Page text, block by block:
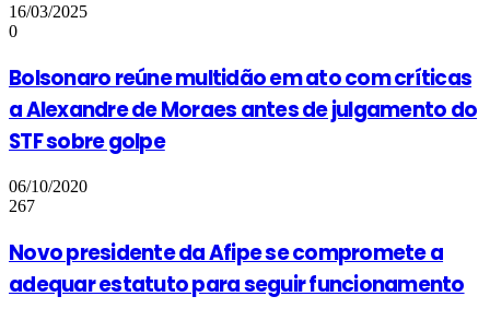
16/03/2025
0
Bolsonaro reúne multidão em ato com críticas
a Alexandre de Moraes antes de julgamento do
STF sobre golpe
06/10/2020
267
Novo presidente da Afipe se compromete a
adequar estatuto para seguir funcionamento